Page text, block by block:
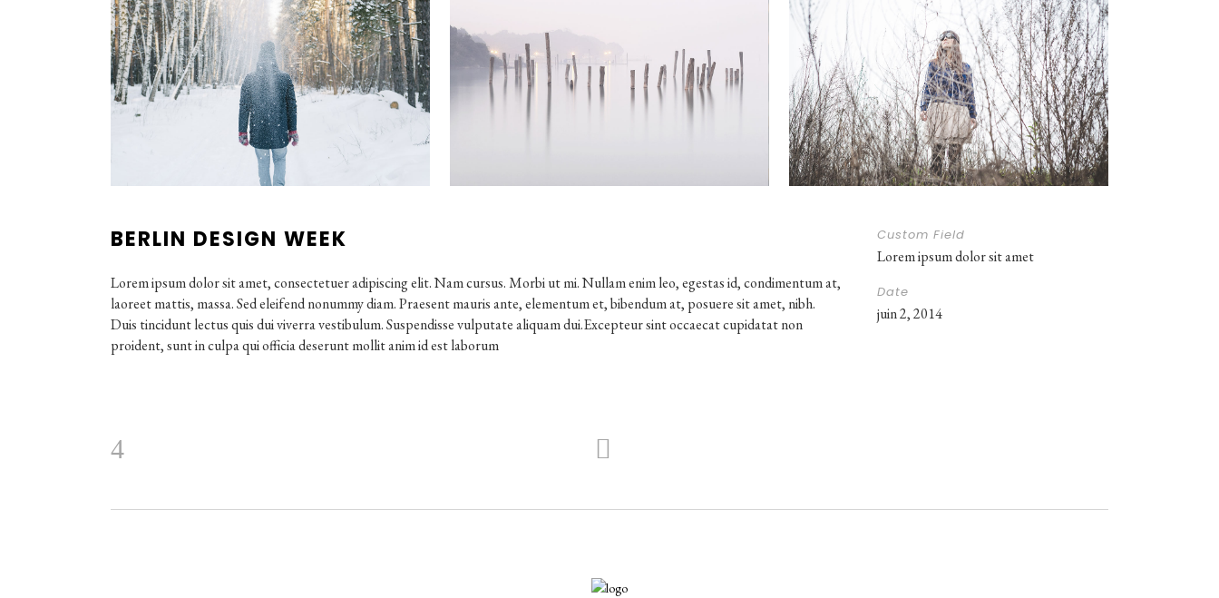
BERLIN DESIGN WEEK
Lorem ipsum dolor sit amet, consectetuer adipiscing elit. Nam cursus. Morbi ut mi. Nullam enim leo, egestas id, condimentum at,
laoreet mattis, massa. Sed eleifend nonummy diam. Praesent mauris ante, elementum et, bibendum at, posuere sit amet, nibh.
Duis tincidunt lectus quis dui viverra vestibulum. Suspendisse vulputate aliquam dui.Excepteur sint occaecat cupidatat non
proident, sunt in culpa qui officia deserunt mollit anim id est laborum
Custom Field
Lorem ipsum dolor sit amet
Date
juin 2, 2014